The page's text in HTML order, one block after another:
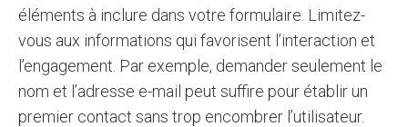
éléments à inclure dans votre formulaire. Limitez-
vous aux informations qui favorisent l’interaction et
l’engagement. Par exemple, demander seulement le
nom et l’adresse e-mail peut suffire pour établir un
premier contact sans trop encombrer l’utilisateur.